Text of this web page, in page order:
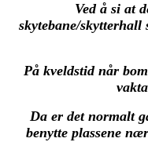
Ved å si at
skytebane/skytterhall
På kveldstid når
Da er det normalt
benytte plassene